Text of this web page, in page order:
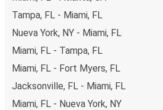
Tampa, FL - Miami, FL
Nueva York, NY - Miami, FL
Miami, FL - Tampa, FL
Miami, FL - Fort Myers, FL
Jacksonville, FL - Miami, FL
Miami, FL - Nueva York, NY